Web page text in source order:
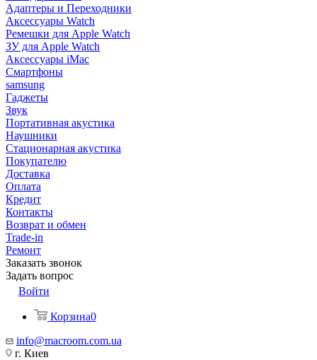
Адаптеры и Переходники
Аксессуары Watch
Ремешки для Apple Watch
ЗУ для Apple Watch
Аксессуары iMac
Смартфоны
samsung
Гаджеты
Звук
Портативная акустика
Наушники
Стационарная акустика
Покупателю
Доставка
Оплата
Кредит
Контакты
Возврат и обмен
Trade-in
Ремонт
Заказать звонок
Задать вопрос
Войти
Корзина0
info@macroom.com.ua
г. Киев